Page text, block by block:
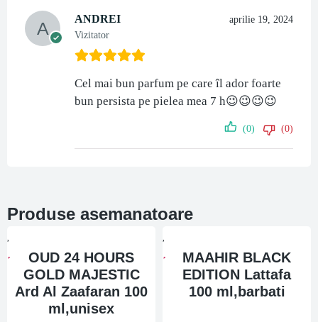
ANDREI
Vizitator
aprilie 19, 2024
Cel mai bun parfum pe care îl ador foarte
bun persista pe pielea mea 7 h😉😉😉😉
(0) (0)
Produse asemanatoare
OUD 24 HOURS
GOLD MAJESTIC
Ard Al Zaafaran 100
ml,unisex
MAAHIR BLACK
EDITION Lattafa
100 ml,barbati